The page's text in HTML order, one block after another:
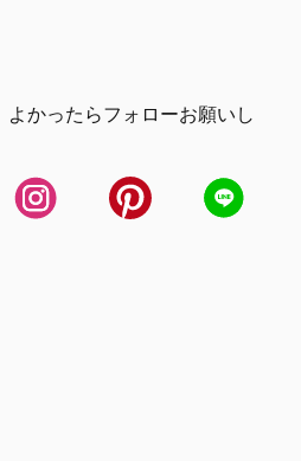
よかったらフォローお願いし